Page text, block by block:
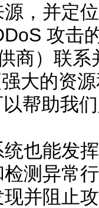
，并定
攻击
商）联
大的资
帮助我
也能发
测异常
并阻止